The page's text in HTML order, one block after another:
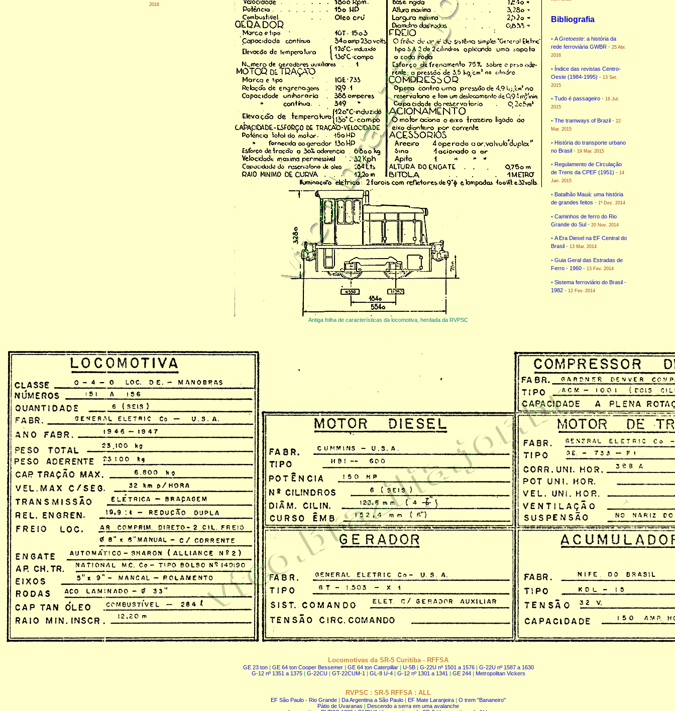
2016
Antiga folha de características da locomotiva, herdada da RVPSC
Bibliografia
• AGretoeste: a história da
rede ferroviária GWBR - 25 Abr.
2016
• Índice das revistas Centro-
Oeste (1984-1995) - 13 Set.
2015
• Tudo é passageiro - 16 Jul.
2015
• The tramways of Brazil - 22
Mar. 2015
• História do transporte urbano
no Brasil - 19 Mar. 2015
• Regulamento de Circulação
de Trens da CPEF (1951) - 14
Jan. 2015
• Batalhão Mauá: uma história
de grandes feitos - 1º Dez. 2014
• Caminhos de ferro do Rio
Grande do Sul - 20 Nov. 2014
• A Era Diesel na EF Central do
Brasil - 13 Mar. 2014
• Guia Geral das Estradas de
Ferro - 1960 - 13 Fev. 2014
• Sistema ferroviário do Brasil -
1982 - 12 Fev. 2014
Locomotivas da SR-5 Curitiba - RFFSA
GE 23 ton| GE 64 ton Cooper Bessemer| GE 64 ton Caterpillar| U-5B| G-22U nº 1501 a 1576| G-22U nº 1587 a 1630
G-12 nº 1351 a 1375| G-22CU| GT-22CUM-1 GL-8 U-4| G-12 nº 1301 a 1341 GE 244| Metropolitan Vickers
RVPSC : SR-5 RFFSA : ALL
EF São Paulo - Rio Grande Da Argentina a São Paulo EF Mate Laranjeira
O trem "Bananeiro"
Pátio de Uvaranas
Descendo a serra em uma avalanche